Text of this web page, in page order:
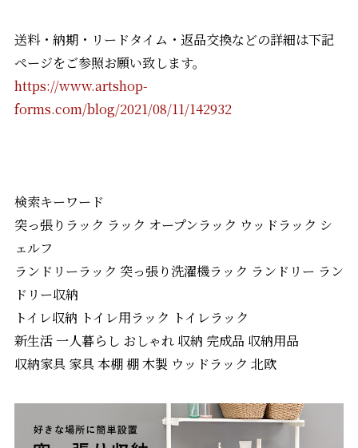
送料・納期・リードタイム・返品交換などの詳細は下記
ページをご参照お願い致します。
https://www.artshop-
forms.com/blog/2021/08/11/142932
検索キーワード
突っ張りラック ラック オープンラック ウッドラック シ
ェルフ
ランドリーラック 突っ張り洗濯機ラック ランドリー ラン
ドリー収納
トイレ収納 トイレ用ラック トイレラック
新生活 一人暮らし おしゃれ 収納 完成品 収納用品
収納家具 家具 本棚 棚 木製 ウッドラック 北欧